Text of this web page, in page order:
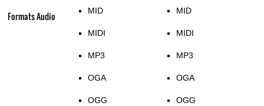
Formats Audio MID
MIDI
MP3
OGA
OGG
MID
MIDI
MP3
OGA
OGG